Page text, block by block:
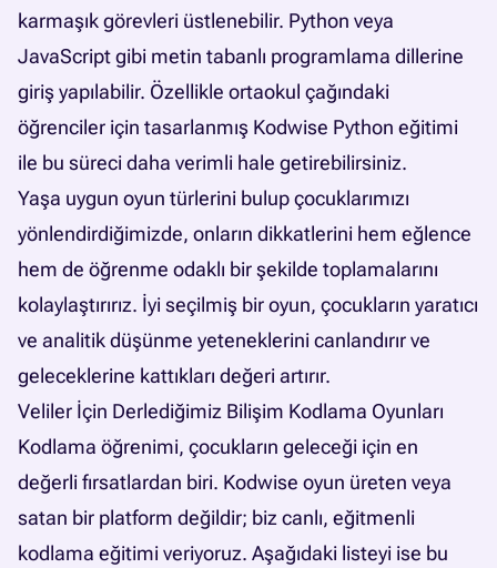
karmaşık görevleri üstlenebilir. Python veya
JavaScript gibi metin tabanlı programlama dillerine
giriş yapılabilir. Özellikle ortaokul çağındaki
öğrenciler için tasarlanmış Kodwise Python eğitimi
ile bu süreci daha verimli hale getirebilirsiniz.
Yaşa uygun oyun türlerini bulup çocuklarımızı
yönlendirdiğimizde, onların dikkatlerini hem eğlence
hem de öğrenme odaklı bir şekilde toplamalarını
kolaylaştırırız. İyi seçilmiş bir oyun, çocukların yaratıcı
ve analitik düşünme yeteneklerini canlandırır ve
geleceklerine kattıkları değeri artırır.
Veliler İçin Derlediğimiz Bilişim Kodlama Oyunları
Kodlama öğrenimi, çocukların geleceği için en
değerli fırsatlardan biri. Kodwise oyun üreten veya
satan bir platform değildir; biz canlı, eğitmenli
kodlama eğitimi veriyoruz. Aşağıdaki listeyi ise bu